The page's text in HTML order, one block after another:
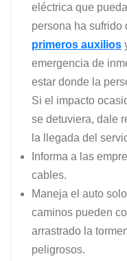
eléctrica que
persona ha sufrido
primeros auxilios
emergencia de
estar donde la
Si el impacto
se detuviera, dale
la llegada del
Informa a las
cables.
Maneja el auto
caminos pueden
arrastrado la
peligrosos.